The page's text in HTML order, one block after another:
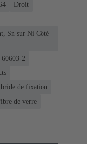
Droit
Sn sur Ni Côté
60603-2
de fixation
de verre